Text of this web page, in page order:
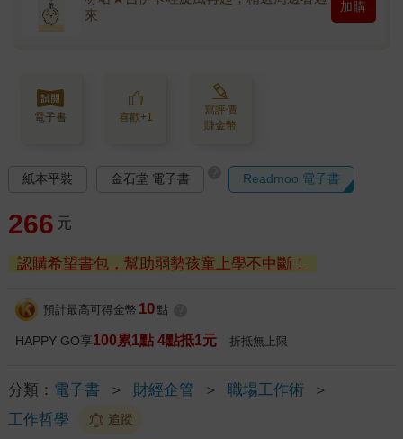
來
加購
電子書 喜歡+1
寫評價
賺金幣
紙本平裝 金石堂 電子書 Readmoo 電子書
266 元
認購希望書包，幫助弱勢孩童上學不中斷！
預計最高可得金幣 10 點
HAPPY GO享100累1點 4點抵1元 折抵無上限
分類： 電子書 ＞ 財經企管 ＞ 職場工作術
＞
工作哲學
追蹤